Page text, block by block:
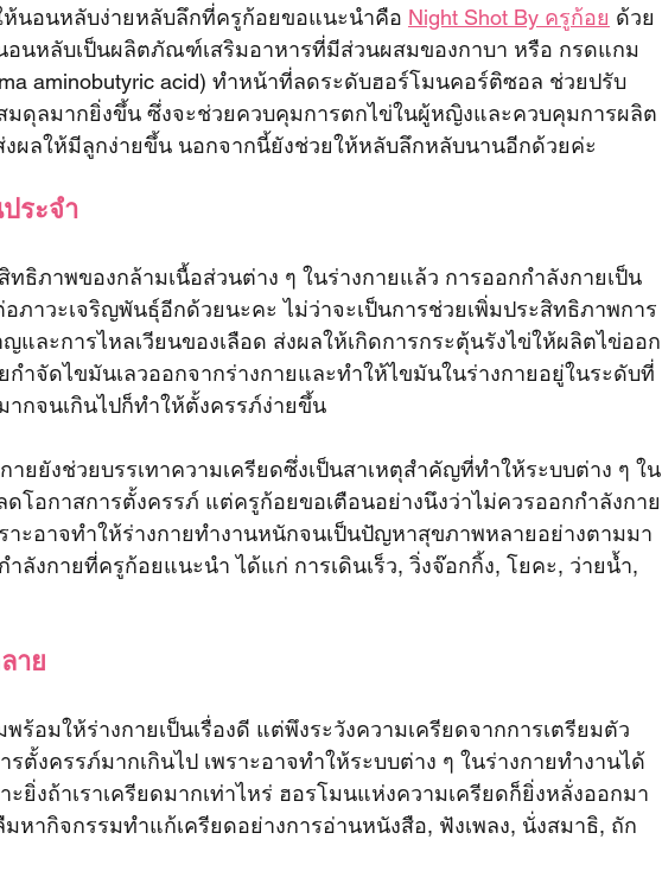
นอนหลับง่ายหลับลึกที่ครูก้อยขอแนะนำคือ Night Shot By ครูก้อย ด้วย
อนหลับเป็นผลิตภัณฑ์เสริมอาหารที่มีส่วนผสมของกาบา หรือ กรดแกม
aminobutyric acid) ทำหน้าที่ลดระดับฮอร์โมนคอร์ติซอล ช่วยปรับ
มดุลมากยิ่งขึ้น ซึ่งจะช่วยควบคุมการตกไข่ในผู้หญิงและควบคุมการผลิต
ผลให้มีลูกง่ายขึ้น นอกจากนี้ยังช่วยให้หลับลึกหลับนานอีกด้วยค่ะ
ระจำ
ทธิภาพของกล้ามเนื้อส่วนต่าง ๆ ในร่างกายแล้ว การออกกำลังกายเป็น
ภาวะเจริญพันธุ์อีกด้วยนะคะ ไม่ว่าจะเป็นการช่วยเพิ่มประสิทธิภาพการ
และการไหลเวียนของเลือด ส่งผลให้เกิดการกระตุ้นรังไข่ให้ผลิตไข่ออก
ำจัดไขมันเลวออกจากร่างกายและทำให้ไขมันในร่างกายอยู่ในระดับที่
กจนเกินไปก็ทำให้ตั้งครรภ์ง่ายขึ้น
ายยังช่วยบรรเทาความเครียดซึ่งเป็นสาเหตุสำคัญที่ทำให้ระบบต่าง ๆ ใน
ดโอกาสการตั้งครรภ์ แต่ครูก้อยขอเตือนอย่างนึงว่าไม่ควรออกกำลังกาย
าะอาจทำให้ร่างกายทำงานหนักจนเป็นปัญหาสุขภาพหลายอย่างตามมา
ลังกายที่ครูก้อยแนะนำ ได้แก่ การเดินเร็ว, วิ่งจ๊อกกิ้ง, โยคะ, ว่ายน้ำ,
าย
ร้อมให้ร่างกายเป็นเรื่องดี แต่พึงระวังความเครียดจากการเตรียมตัว
ตั้งครรภ์มากเกินไป เพราะอาจทำให้ระบบต่าง ๆ ในร่างกายทำงานได้
ะยิ่งถ้าเราเครียดมากเท่าไหร่ ฮอรโมนแห่งความเครียดก็ยิ่งหลั่งออกมา
หากิจกรรมทำแก้เครียดอย่างการอ่านหนังสือ, ฟังเพลง, นั่งสมาธิ, ถัก